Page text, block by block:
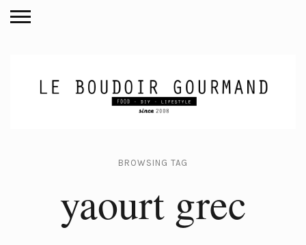
BROWSING TAG
yaourt grec